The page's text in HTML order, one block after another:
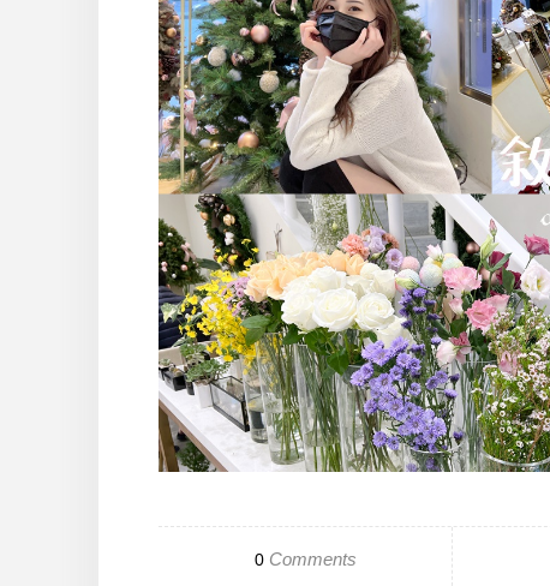
0Comments